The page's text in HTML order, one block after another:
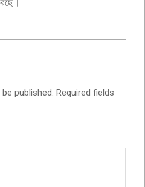
published. Required fields